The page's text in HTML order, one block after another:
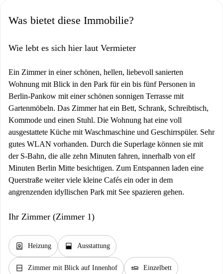
Was bietet diese Immobilie?
Wie lebt es sich hier laut Vermieter
Ein Zimmer in einer schönen, hellen, liebevoll sanierten
Wohnung mit Blick in den Park für ein bis fünf Personen in
Berlin-Pankow mit einer schönen sonnigen Terrasse mit
Gartenmöbeln. Das Zimmer hat ein Bett, Schrank, Schreibtisch,
Kommode und einen Stuhl. Die Wohnung hat eine voll
ausgestattete Küche mit Waschmaschine und Geschirrspüler. Sehr
gutes WLAN vorhanden. Durch die Superlage können sie mit
der S-Bahn, die alle zehn Minuten fahren, innerhalb von elf
Minuten Berlin Mitte besichtigen. Zum Entspannen laden eine
Querstraße weiter viele kleine Cafés ein oder in dem
angrenzenden idyllischen Park mit See spazieren gehen.
Ihr Zimmer (Zimmer 1)
water_heater Heizung window_open Ausstattung
window_closed Zimmer mit Blick auf Innenhof airline_seat_flat Einzelbett